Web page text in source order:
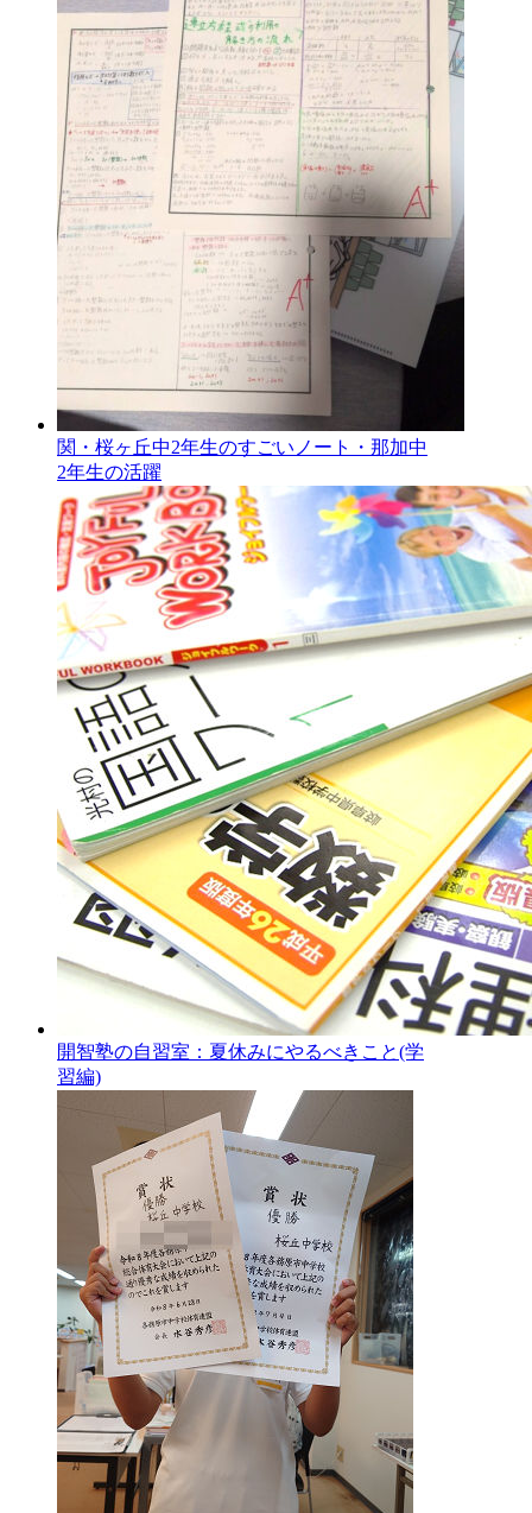
関・桜ヶ丘中2年生のすごいノート・那加中
2年生の活躍
開智塾の自習室：夏休みにやるべきこと(学
習編)